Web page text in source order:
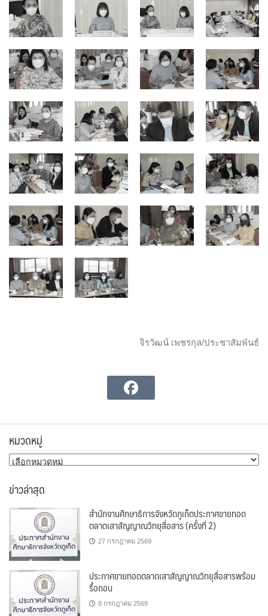
จิรวัฒน์ เพชรกุล/ประชาสัมพันธ์
หมวดหมู่
หมวด
ข่าวล่าสุด
สำนักงานศึกษาธิการจังหวัดภูเก็ตประกาศขายทอด
ตลาดเสาสัญญาณวิทยุสื่อสาร (ครั้งที่ 2)
27 กรกฎาคม 2569
ประกาศขายทอดตลาดเสาสัญญาณวิทยุสื่อสารพร้อม
รื้อถอน
8 กรกฎาคม 2569